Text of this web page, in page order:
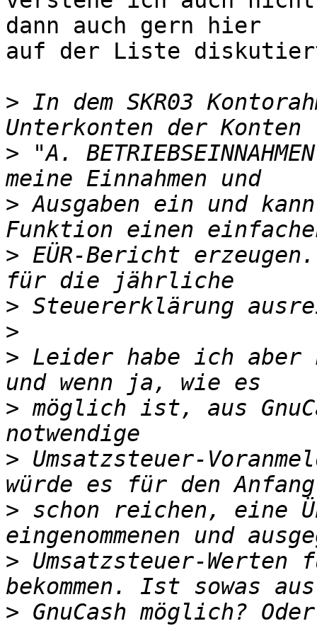
dann auch gern hier
auf der Liste
> In dem SKR03
> "A.
> Ausgaben ein und
> EÜR-Bericht
>
>
> Leider habe ich aber
> möglich ist, aus
> Umsatzsteuer-
> schon reichen, eine
> Umsatzsteuer-Werten
> GnuCash möglich?